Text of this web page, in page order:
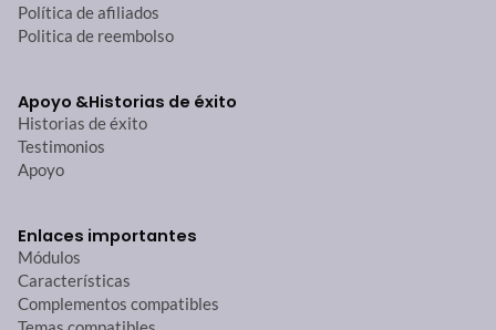
Política de afiliados
Politica de reembolso
Apoyo &Historias de éxito
Historias de éxito
Testimonios
Apoyo
Enlaces importantes
Módulos
Características
Complementos compatibles